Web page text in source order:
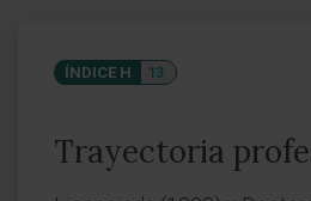
ÍNDICE H 13
Trayectoria